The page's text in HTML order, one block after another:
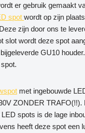
er gebruik gemaakt
spot wordt op zijn
zijn door ons te
slot wordt deze spot
GU10
met ingebouwde
ZONDER TRAFO(!!).
spots is de lage
heeft deze spot een